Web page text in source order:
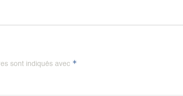
sont indiqués avec *